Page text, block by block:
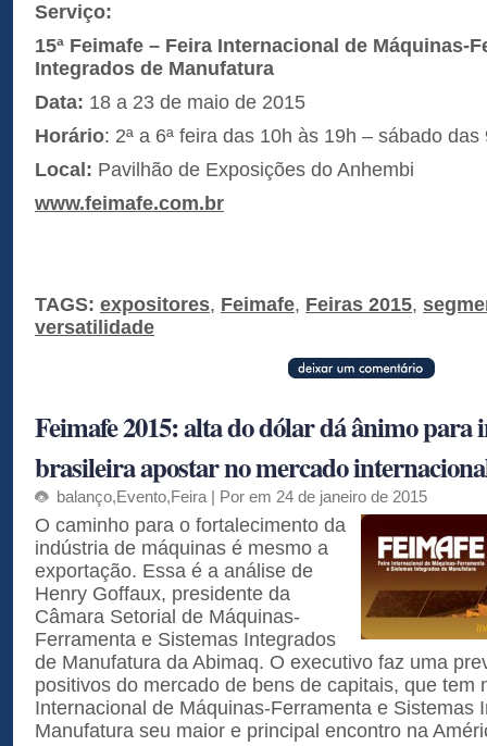
Serviço:
15ª Feimafe – Feira Internacional de Máquinas-
Integrados de Manufatura
Data: 18 a 23 de maio de 2015
Horário: 2ª a 6ª feira das 10h às 19h – sábado das
Local: Pavilhão de Exposições do Anhembi
www.feimafe.com.br
TAGS: expositores, Feimafe, Feiras 2015,
versatilidade
Feimafe 2015: alta do dólar dá ânimo para
brasileira apostar no mercado
balanço,Evento,Feira | Por em 24 de janeiro de 2015
O caminho para o fortalecimento da
indústria de máquinas é mesmo a
exportação. Essa é a análise de
Henry Goffaux, presidente da
Câmara Setorial de Máquinas-
Ferramenta e Sistemas Integrados
de Manufatura da Abimaq. O executivo faz uma
positivos do mercado de bens de capitais, que tem
Internacional de Máquinas-Ferramenta e Sistemas
Manufatura seu maior e principal encontro na